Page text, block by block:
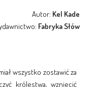
Autor: Kel Kade
Fabryka Słów
wszystko zostawić za
królestwa, wzniecić